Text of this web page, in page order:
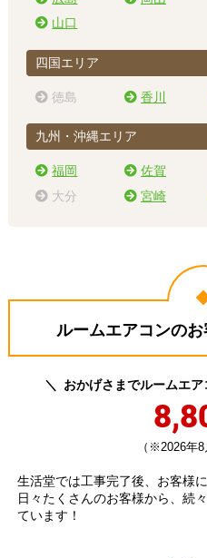
山口
四国エリア
徳島 香川
九州・沖縄エリア
福岡 佐賀
大分
宮崎
ルームエアコンの
おかげさまでルームエ
（※2026年8
生活堂では工事完了後、お客様
日々たくさんのお客様から、続
ています！